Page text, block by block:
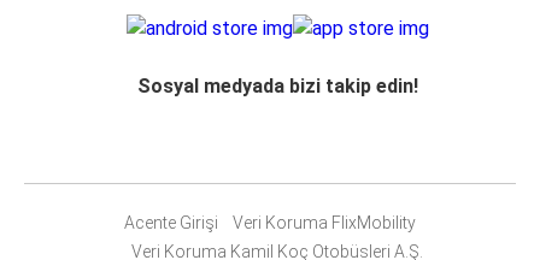
Sosyal medyada bizi takip edin!
Acente Girişi
Veri Koruma FlixMobility
Veri Koruma Kamil Koç Otobüsleri A.Ş.